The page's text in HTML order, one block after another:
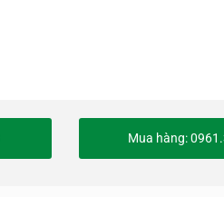
Mua hàng: